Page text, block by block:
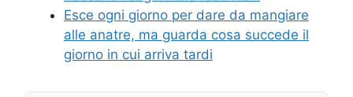
Esce ogni giorno per dare da mangiare
alle anatre, ma guarda cosa succede il
giorno in cui arriva tardi